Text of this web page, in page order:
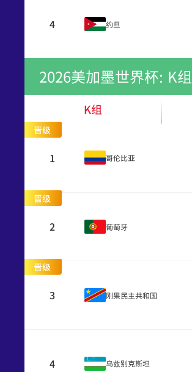
4 约旦
2026美加墨世界杯: K组
K组
1
晋级
哥伦比亚
2
晋级
葡萄牙
3
晋级
刚果民主共和国
4 乌兹别克斯坦